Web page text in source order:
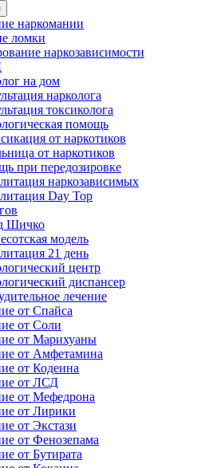
наркомании
ломки
наркозависимости
на дом
нарколога
токсиколога
помощь
от наркотиков
от наркотиков
при передозировке
наркозависимых
Day Top
Шичко
модель
21 день
центр
диспансер
лечение
от Спайса
от Соли
от Марихуаны
от Амфетамина
от Кодеина
от ЛСД
от Мефедрона
от Лирики
от Экстази
от Фенозепама
от Бутирата